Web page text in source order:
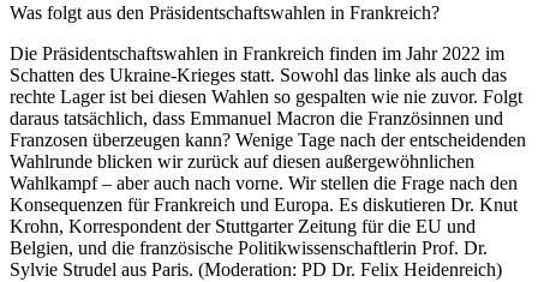
Was folgt aus den Präsidentschaftswahlen in Frankreich?
Die Präsidentschaftswahlen in Frankreich finden im Jahr 2022 im
Schatten des Ukraine-Krieges statt. Sowohl das linke als auch das
rechte Lager ist bei diesen Wahlen so gespalten wie nie zuvor. Folgt
daraus tatsächlich, dass Emmanuel Macron die Französinnen und
Franzosen überzeugen kann? Wenige Tage nach der entscheidenden
Wahlrunde blicken wir zurück auf diesen außergewöhnlichen
Wahlkampf – aber auch nach vorne. Wir stellen die Frage nach den
Konsequenzen für Frankreich und Europa. Es diskutieren Dr. Knut
Krohn, Korrespondent der Stuttgarter Zeitung für die EU und
Belgien, und die französische Politikwissenschaftlerin Prof. Dr.
Sylvie Strudel aus Paris. (Moderation: PD Dr. Felix Heidenreich)